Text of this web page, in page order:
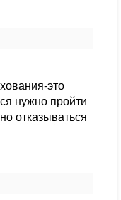
это
нужно пройти
отказываться